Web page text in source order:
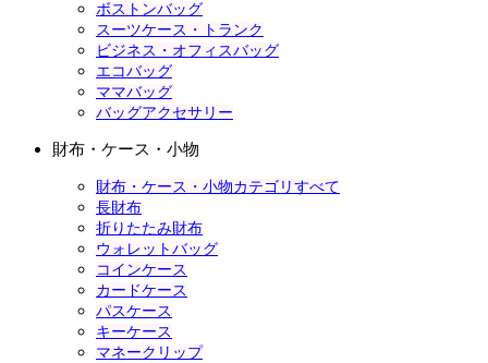
ボストンバッグ
スーツケース・トランク
ビジネス・オフィスバッグ
エコバッグ
ママバッグ
バッグアクセサリー
財布・ケース・小物
財布・ケース・小物カテゴリすべて
長財布
折りたたみ財布
ウォレットバッグ
コインケース
カードケース
パスケース
キーケース
マネークリップ